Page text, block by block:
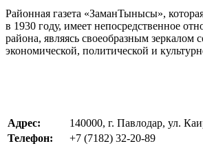
Районная газета «ЗаманТынысы»,
в 1930 году, имеет непосредственное
района, являясь своеобразным зеркалом
экономической, политической и
Адрес:
140000, г. Павлодар, ул.
Телефон:
+7 (7182) 32-20-89